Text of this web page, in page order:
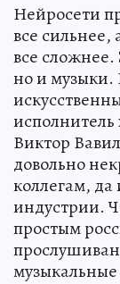
Нейросети
все сильнее,
все сложнее.
но и музыки.
Виктор
довольно
коллегам, да
индустрии.
простым